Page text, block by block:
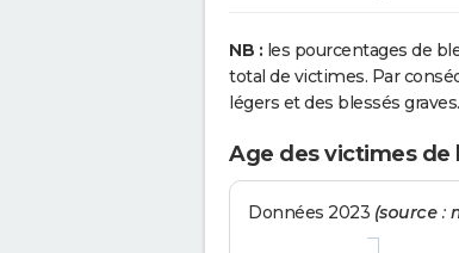
NB : les pourcentages de
total de victimes. Par
légers et des blessés graves.
Age des victimes de
Données 2023 (source :